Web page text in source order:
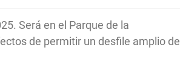
Será en el Parque de la
de permitir un desfile amplio de